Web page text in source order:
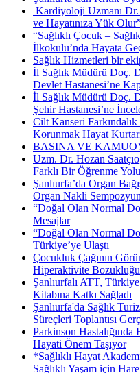
Kardiyoloji Uzmanı
ve Hayatınıza Yük
“Sağlıklı Çocuk –
İlkokulu’nda Hayata
Sağlık Hizmetleri bir
İl Sağlık Müdürü Doç.
Devlet Hastanesi’ne
İl Sağlık Müdürü Doç.
Şehir Hastanesi’ne
Cilt Kanseri
Korunmak Hayat
BASINA VE
Uzm. Dr. Hozan
Farklı Bir Öğrenme
Şanlıurfa’da Organ
Organ Nakli
“Doğal Olan Normal
Mesajlar
“Doğal Olan Normal
Türkiye’ye Ulaştı
Çocukluk Çağının
Hiperaktivite
Şanlıurfalı ATT,
Kitabına Katkı Sağladı
Şanlıurfa'da Sağlık
Süreçleri Toplantısı
Parkinson
Hayati Önem Taşıyor
*Sağlıklı Hayat
Sağlıklı Yaşam için